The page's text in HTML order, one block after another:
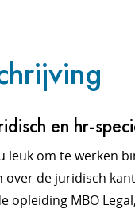
en hr-
leuk om te werken
over de juridisch
opleiding MBO